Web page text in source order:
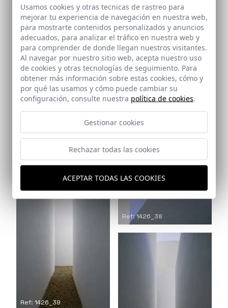
Ref: 1426_33 Ref: 1426_34
Ref: 1426_36
Ref: 1426_37
Ref: 1426_38
Ref: 1426_39
Usamos cookies y otras tecnicas de rastreo para
mejorar tu experiencia de navegación en nuestra web,
para mostrarte contenidos personalizados y anuncios
adecuados, para analizar el tráfico en nuestra web y
para comprender de donde llegan nuestros visitantes.
Al navegar por nuestro sitio web, acepta nuestro uso
de cookies y otras tecnologías de seguimiento. Para
obtener más información sobre estas cookies, cómo y
por qué las usamos y cómo puede cambiar su
configuración, consulte nuestra política de cookies.
Gestionar cookies
Rechazar todas las cookies
ACEPTAR TODAS LAS COOKIES